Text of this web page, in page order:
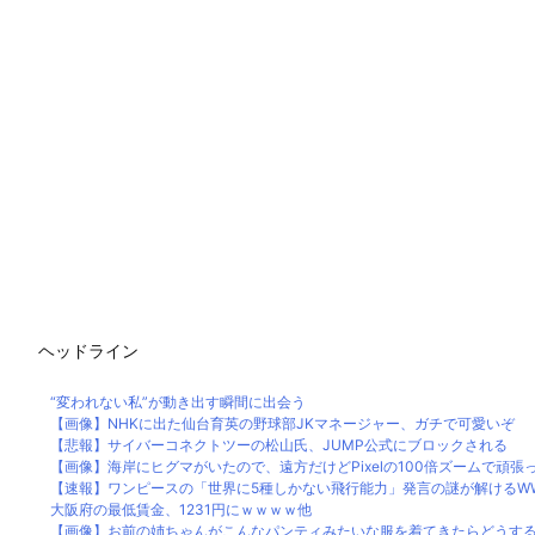
ヘッドライン
“変われない私”が動き出す瞬間に出会う
【画像】NHKに出た仙台育英の野球部JKマネージャー、ガチで可愛いぞ
【悲報】サイバーコネクトツーの松山氏、JUMP公式にブロックされる
【画像】海岸にヒグマがいたので、遠方だけどPixelの100倍ズームで頑張
【速報】ワンピースの「世界に5種しかない飛行能力」発言の謎が解ける
大阪府の最低賃金、1231円にｗｗｗｗ他
【画像】お前の姉ちゃんがこんなパンティみたいな服を着てきたらどうす